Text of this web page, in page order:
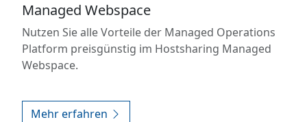
Managed Webspace
Nutzen Sie alle Vorteile der Managed Operations
Platform preisgünstig im Hostsharing Managed
Webspace.
Mehr erfahren